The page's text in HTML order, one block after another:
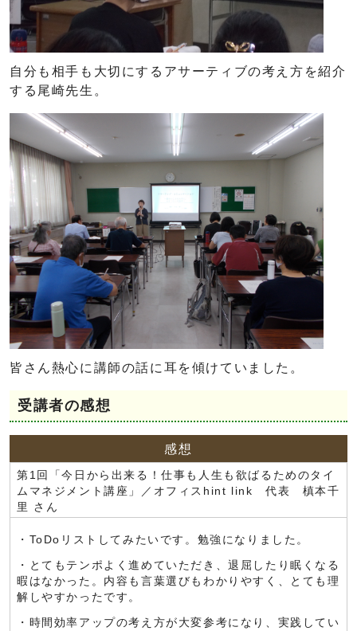
自分も相手も大切にするアサーティブの考え方を紹介
する尾崎先生。
皆さん熱心に講師の話に耳を傾けていました。
受講者の感想
感想
第1回「今日から出来る！仕事も人生も欲ばるためのタイ
ムマネジメント講座」／オフィスhint link 代表 槙本千
里 さん
・ToDoリストしてみたいです。勉強になりました。
・とてもテンポよく進めていただき、退屈したり眠くなる
暇はなかった。内容も言葉選びもわかりやすく、とても理
解しやすかったです。
・時間効率アップの考え方が大変参考になり、実践してい